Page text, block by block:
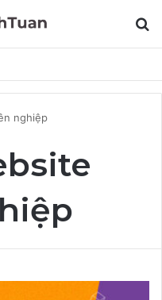
nghiệp